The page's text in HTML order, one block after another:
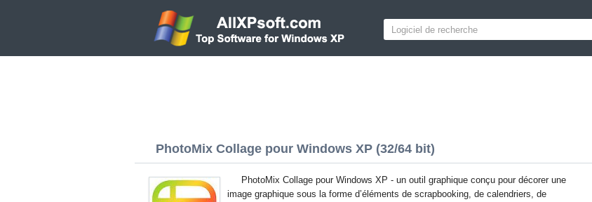
PhotoMix Collage pour Windows XP (32/64 bit)
PhotoMix Collage pour Windows XP - un outil graphique conçu pour décorer une
image graphique sous la forme d’éléments de scrapbooking, de calendriers, de